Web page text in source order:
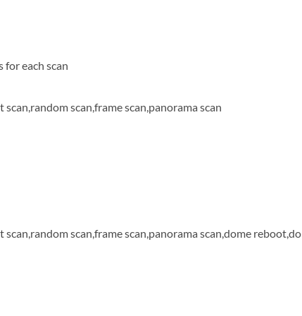
each scan
scan,frame scan,panorama scan
scan,frame scan,panorama scan,dome